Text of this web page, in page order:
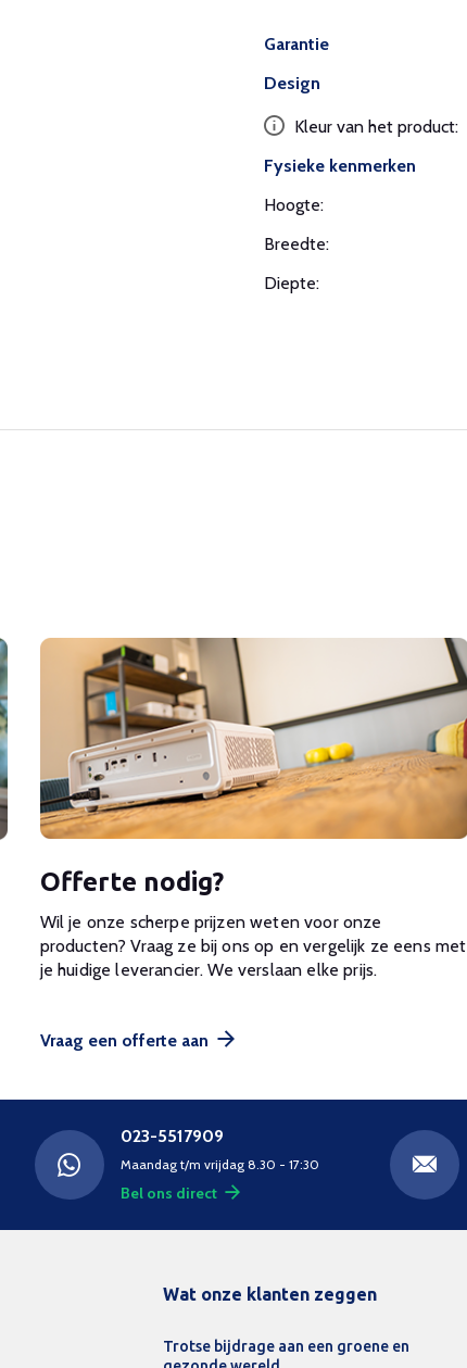
Garantie
Design
Kleur van het product:
Fysieke kenmerken
Hoogte:
Breedte:
Diepte:
Offerte nodig?
Wil je onze scherpe prijzen weten voor onze
producten? Vraag ze bij ons op en vergelijk ze eens met
je huidige leverancier. We verslaan elke prijs.
Vraag een offerte aan
023-5517909
Maandag t/m vrijdag 8.30 - 17:30
Bel ons direct
Wat onze klanten zeggen
Trotse bijdrage aan een groene en